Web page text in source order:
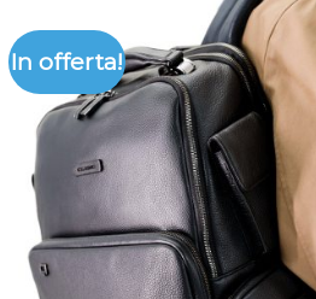
In offerta!